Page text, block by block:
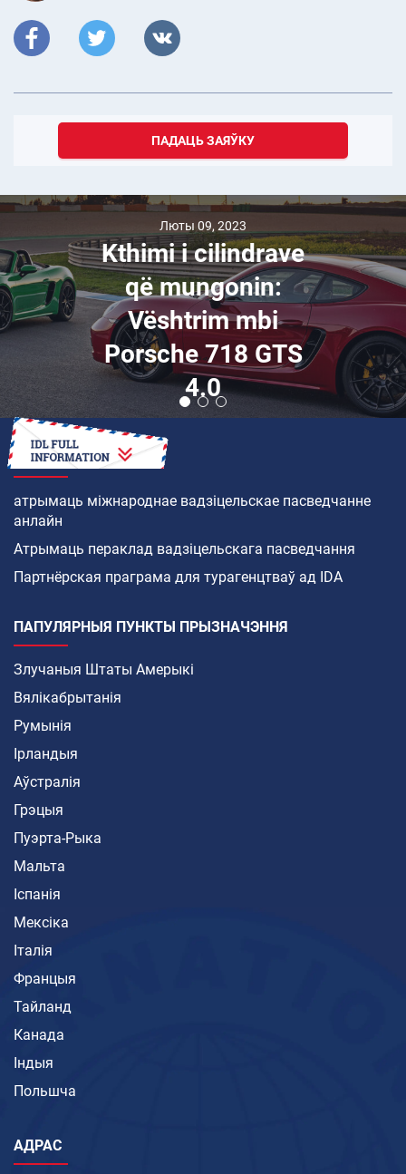
ПАДАЦЬ ЗАЯЎКУ
Люты 09, 2023
Kthimi i cilindrave
që mungonin:
Vështrim mbi
Porsche 718 GTS
4.0
ЯК
атрымаць міжнароднае вадзіцельскае пасведчанне
анлайн
Атрымаць пераклад вадзіцельскага пасведчання
Партнёрская праграма для турагенцтваў ад IDA
ПАПУЛЯРНЫЯ ПУНКТЫ ПРЫЗНАЧЭННЯ
Злучаныя Штаты Амерыкі
Вялікабрытанія
Румынія
Ірландыя
Аўстралія
Грэцыя
Пуэрта-Рыка
Мальта
Іспанія
Мексіка
Італія
Францыя
Тайланд
Канада
Індыя
Польшча
АДРАС